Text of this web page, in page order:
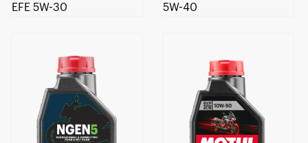
EFE 5W-30
5W-40